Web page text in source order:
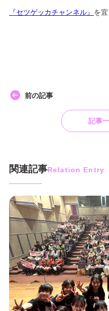
『セツゲッカチャンネル』 を
前の記事
記事
関連記事Relation Entry